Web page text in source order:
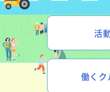
活
働く